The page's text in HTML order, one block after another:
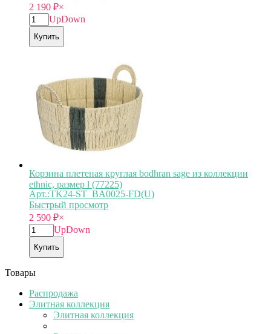
2 190 ₽×
UpDown
Купить
Корзина плетеная круглая bodhran sage из коллекции
ethnic, размер l (77225)
Арт.:TK24-ST_BA0025-FD(U)
Быстрый просмотр
2 590 ₽×
UpDown
Купить
Товары
Распродажа
Элитная коллекция
Элитная коллекция